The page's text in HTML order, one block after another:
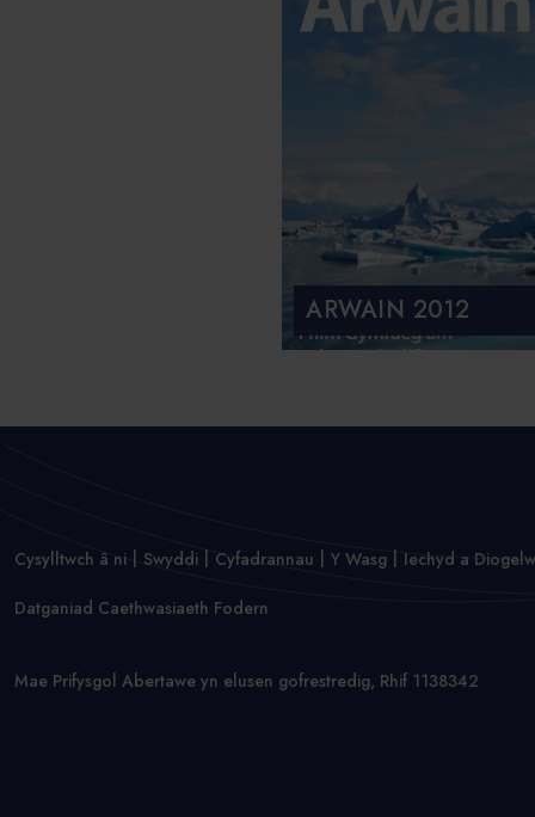
ARWAIN 2012
Cysylltwch â ni Swyddi Cyfadrannau Y Wasg Iechyd a
Datganiad Caethwasiaeth Fodern
Mae Prifysgol Abertawe yn elusen gofrestredig, Rhif 1138342